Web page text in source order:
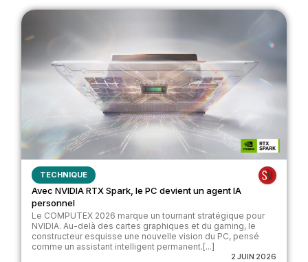
TECHNIQUE
Avec NVIDIA RTX Spark, le PC devient un agent IA
personnel
Le COMPUTEX 2026 marque un tournant stratégique pour
NVIDIA. Au-delà des cartes graphiques et du gaming, le
constructeur esquisse une nouvelle vision du PC, pensé
comme un assistant intelligent permanent.[...]
2 JUIN 2026